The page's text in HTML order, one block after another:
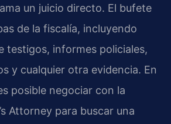
un juicio directo. El bufete
de la fiscalía, incluyendo
testigos, informes policiales,
y cualquier otra evidencia. En
posible negociar con la
Attorney para buscar una